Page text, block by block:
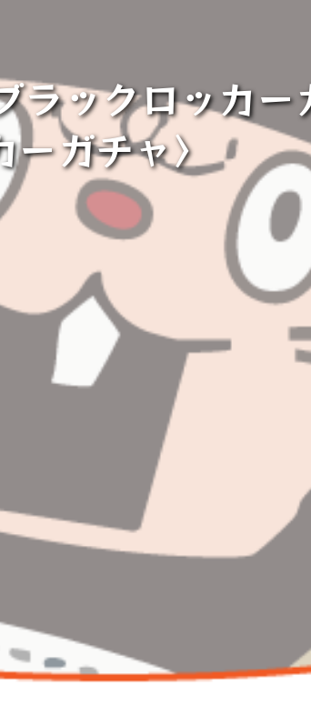
ックロッカー
ーガチャ〉